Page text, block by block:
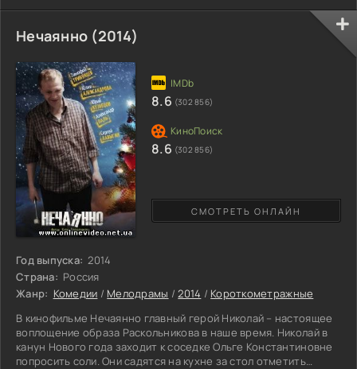
людьми. Однако Стив считает, что зомби не совсем люди, а
немного меньше, о совместной жизни как прежде, не может
быть и речи. Ему не верят, для доказательства своих слов
Нечаянно (2014)
Год выпуска: 2014
Страна: Россия
Жанр: Комедии / Мелодрамы /2014 / Короткометражные
В кинофильме Нечаянно главный герой Николай – настоящее
воплощение образа Раскольникова в наше время. Николай в
канун Нового года заходит к соседке Ольге Константиновне
попросить соли. Они садятся на кухне за стол отметить
СМОТРЕТЬ ОНЛАЙН
8.6 (302 856)
8.6 (302 856)